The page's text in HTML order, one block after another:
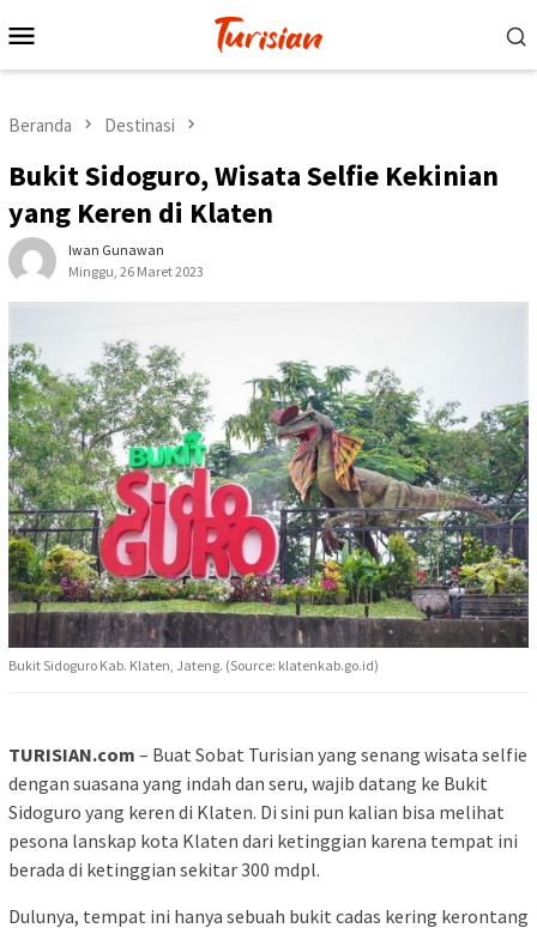
ke
Mobile
Beranda Destinasi
Bukit Sidoguro, Wisata Selfie Kekinian
yang Keren di Klaten
Iwan Gunawan
Minggu, 26 Maret 2023
Bukit Sidoguro Kab. Klaten, Jateng. (Source: klatenkab.go.id)
TURISIAN.com – Buat Sobat Turisian yang senang wisata selfie
dengan suasana yang indah dan seru, wajib datang ke Bukit
Sidoguro yang keren di Klaten. Di sini pun kalian bisa melihat
pesona lanskap kota Klaten dari ketinggian karena tempat ini
berada di ketinggian sekitar 300 mdpl.
Dulunya, tempat ini hanya sebuah bukit cadas kering kerontang